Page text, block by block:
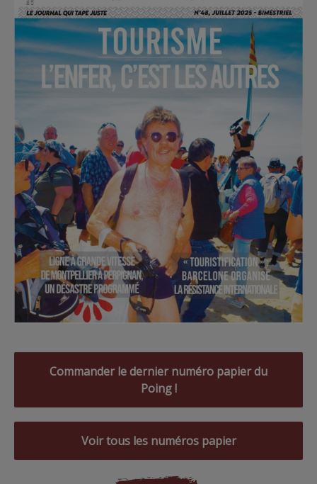
Commander le dernier numéro papier du
Poing !
Voir tous les numéros papier